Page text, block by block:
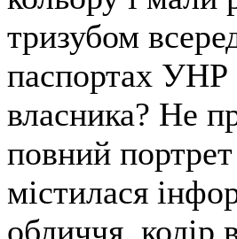
тризубом
паспортах УНР
власника? Не
повний
містилася
обличчя, колір